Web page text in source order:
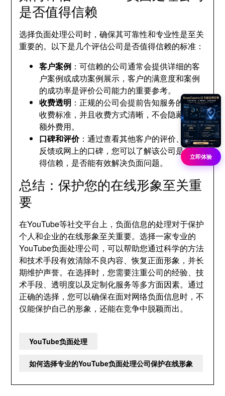
是否值得信赖
选择负面处理公司时，确保其可靠性和专业性是至关
重要的。以下是几个评估公司是否值得信赖的标准：
客户案例 ：可信赖的公司通常会提供详细的客
户案例或成功案例展示，客户的满意度和案例
的成功率是评价公司能力的重要参考。
收费透明 ：正规的公司会提前告知服务的具体
收费标准，并且收费方式清晰，不会隐藏任何
额外费用。
口碑和评价：通过查看其他客户的评价、案例
反馈或网上的口碑，您可以了解该公司是否值
得信赖，是否能有效解决负面问题。
总结：保护您的在线形象至关重
要
在YouTube等社交平台上，负面信息的处理对于保护
个人和企业的在线形象至关重要。选择一家专业的
YouTube负面处理公司，可以帮助您通过科学的方法
和技术手段有效清除不良内容、恢复正面形象，并长
期维护声誉。在选择时，您需要注重公司的经验、技
术手段、透明度以及定制化服务等多方面因素。通过
正确的选择，您可以确保在面对网络负面信息时，不
仅能保护自己的形象，还能在竞争中脱颖而出。
YouTube负面处理
如何选择专业的YouTube负面处理公司保护在线形象
立即体验